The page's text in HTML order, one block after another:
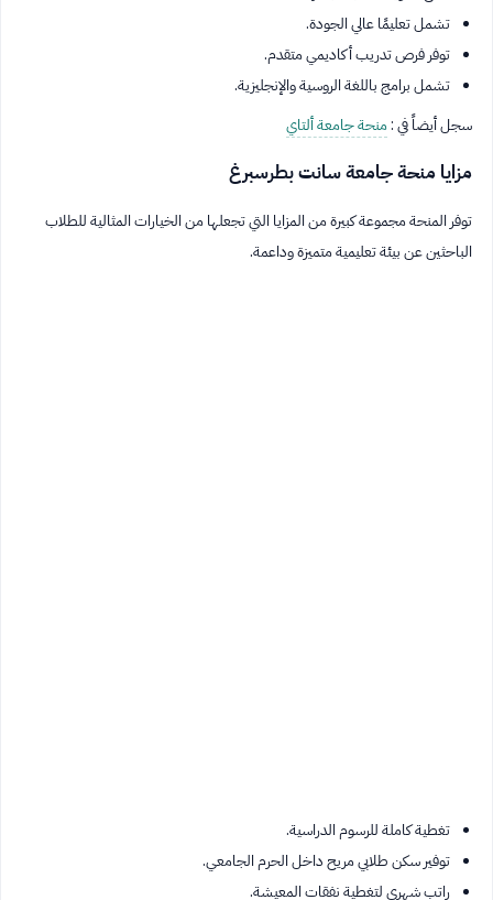
تشمل تعليمًا عالي الجودة.
توفر فرص تدريب أكاديمي متقدم.
تشمل برامج باللغة الروسية والإنجليزية.
سجل أيضاً في :منحة جامعة ألتاي
مزايا منحة جامعة سانت بطرسبرغ
توفر المنحة مجموعة كبيرة من المزايا التي تجعلها من الخيارات المثالية للطلاب
الباحثين عن بيئة تعليمية متميزة وداعمة.
تغطية كاملة للرسوم الدراسية.
توفير سكن طلابي مريح داخل الحرم الجامعي.
راتب شهري لتغطية نفقات المعيشة.